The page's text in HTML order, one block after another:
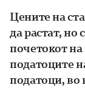
Цените на
да растат, но
почетокот
податоците
податоци, во